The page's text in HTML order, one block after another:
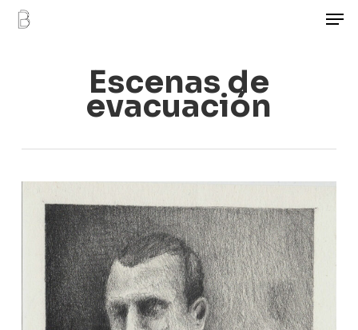
Skip
Escenas de
evacuación